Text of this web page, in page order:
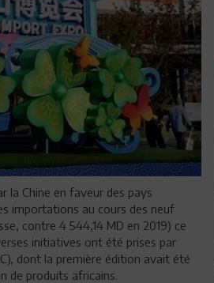
la Chine en faveur des pays
importations au cours des neuf
contre 4 544,14 MD en 2019) ce
initiatives ont été prises par
dont la première édition avait été
de produits africains.